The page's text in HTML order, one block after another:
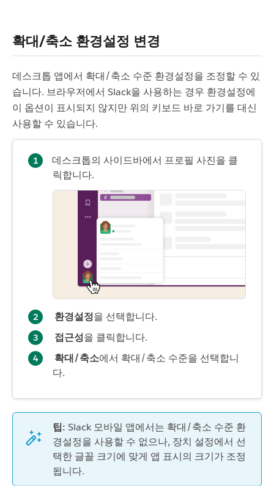
확대/축소 환경설정 변경
데스크톱 앱에서 확대/축소 수준 환경설정을 조정할 수 있
습니다. 브라우저에서 Slack을 사용하는 경우 환경설정에
이 옵션이 표시되지 않지만 위의 키보드 바로 가기를 대신
사용할 수 있습니다.
데스크톱의 사이드바에서 프로필 사진을 클
릭합니다.
환경설정을 선택합니다.
접근성을 클릭합니다.
확대/축소에서 확대/축소 수준을 선택합니
다.
팁: Slack 모바일 앱에서는 확대/축소 수준 환
경설정을 사용할 수 없으나, 장치 설정에서 선
택한 글꼴 크기에 맞게 앱 표시의 크기가 조정
됩니다.